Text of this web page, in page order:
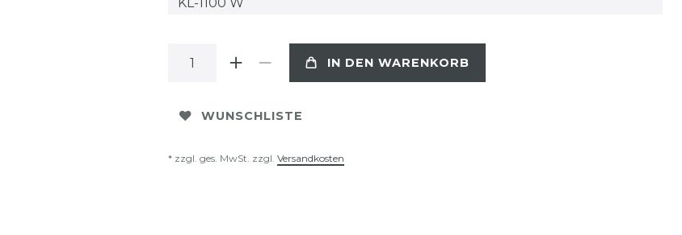
IN DEN WARENKORB
WUNSCHLISTE
* zzgl. ges. MwSt. zzgl. Versandkosten